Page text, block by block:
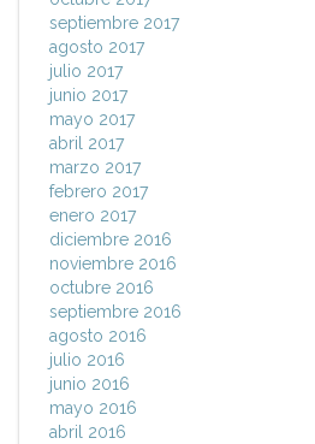
septiembre 2017
agosto 2017
julio 2017
junio 2017
mayo 2017
abril 2017
marzo 2017
febrero 2017
enero 2017
diciembre 2016
noviembre 2016
octubre 2016
septiembre 2016
agosto 2016
julio 2016
junio 2016
mayo 2016
abril 2016